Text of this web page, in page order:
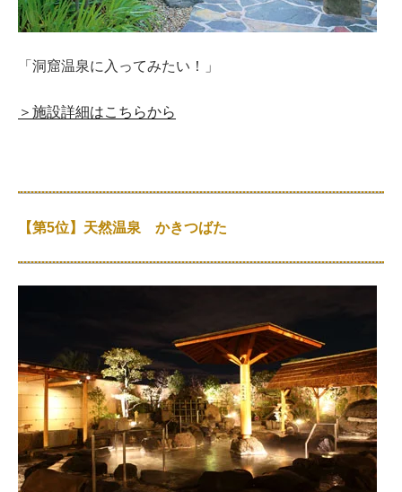
「洞窟温泉に入ってみたい！」
＞施設詳細はこちらから
【第5位】天然温泉 かきつばた